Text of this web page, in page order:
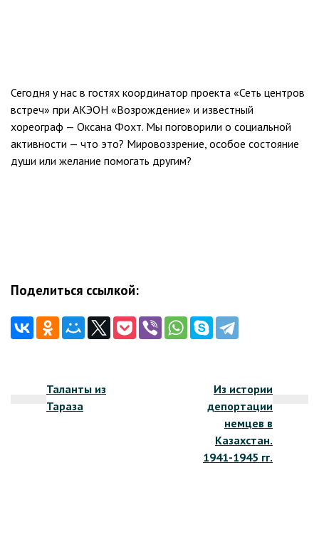
Сегодня у нас в гостях координатор проекта «Сеть центров
встреч» при АКЭОН «Возрождение» и известный
хореограф — Оксана Фохт. Мы поговорили о социальной
активности — что это? Мировоззрение, особое состояние
души или желание помогать другим?
Поделиться ссылкой:
Таланты из
Тараза
Из истории
депортации
немцев в
Казахстан.
1941-1945 гг.